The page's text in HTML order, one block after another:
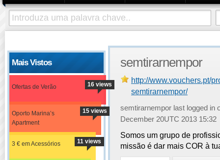
Mais Vistos
Ofertas de Verão 16 views
Oporto Marina’s
Apartment
15 views
3 € em Acessórios 11 views
semtirarnempor
http://www.vouchers.pt/
semtirarnempor/
semtirarnempor last logged in
December 20UTC 2013 15:32
Somos um grupo de
missão é dar mais COR à